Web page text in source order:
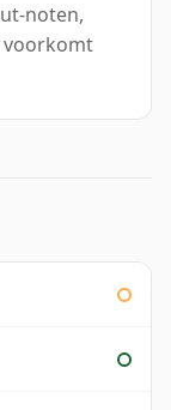
noten,
voorkomt